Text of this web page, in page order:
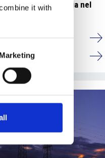
it with
Marketing
ripresa dell’industria nel
semestre
Economica
Ceca